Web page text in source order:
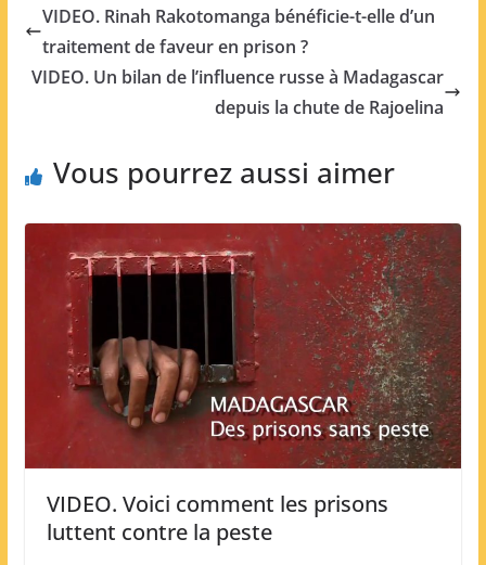
VIDEO. Rinah Rakotomanga bénéficie-t-elle d’un
traitement de faveur en prison ?
VIDEO. Un bilan de l’influence russe à Madagascar
depuis la chute de Rajoelina
Vous pourrez aussi aimer
VIDEO. Voici comment les prisons
luttent contre la peste